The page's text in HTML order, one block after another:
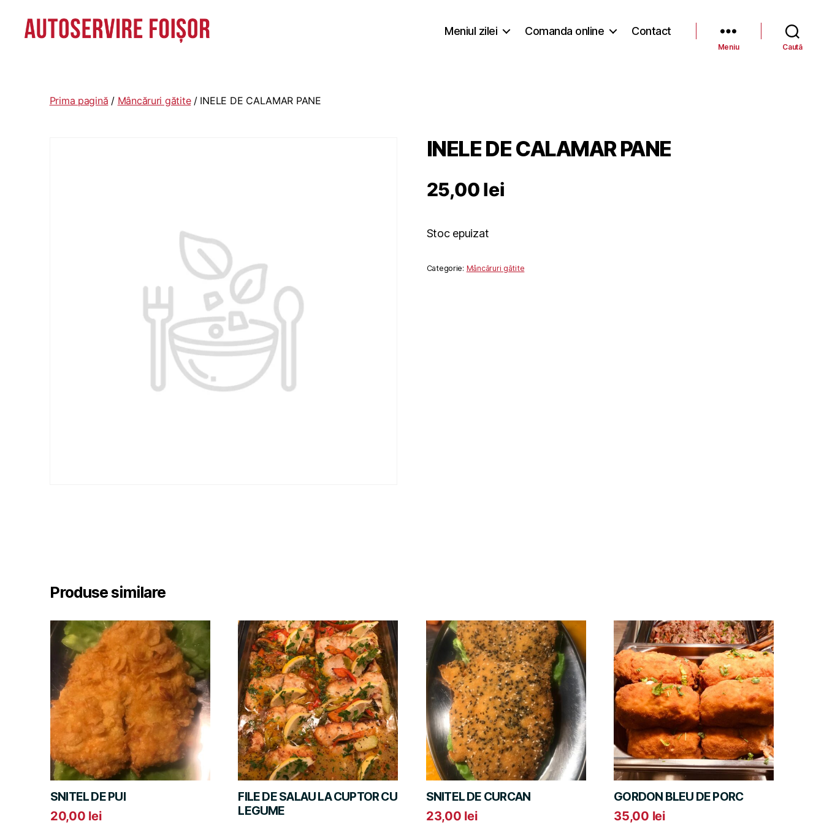
Lascăr
Meniul zilei Comanda online Contact
Meniu Caută
Prima pagină / Mâncăruri gătite/ INELE DE CALAMAR PANE
INELE DE CALAMAR PANE
25,00lei
Stoc epuizat
Categorie: Mâncăruri gătite
Produse similare
SNITEL DE PUI
20,00 lei
FILE DE SALAU LA CUPTOR CU
LEGUME
SNITEL DE CURCAN
23,00 lei
GORDON BLEU DE PORC
35,00 lei